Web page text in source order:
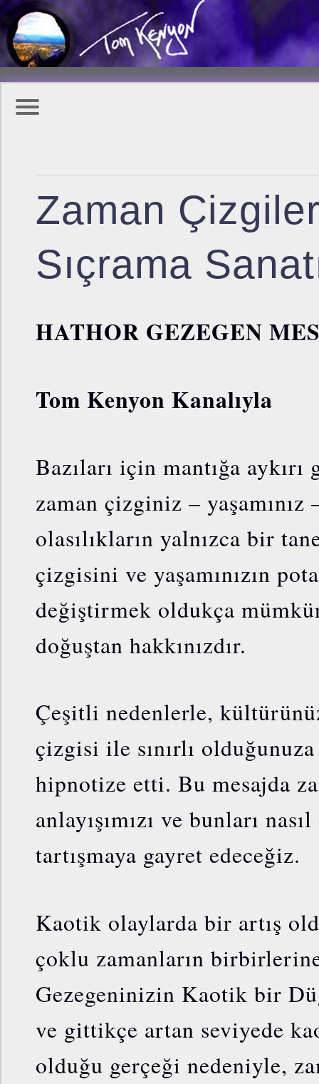
Zaman
Sıçrama
HATHOR GEZEGEN
Tom Kenyon Kanalıyla
Bazıları için mantığa
zaman çizginiz – yaşamınız
olasılıkların yalnızca bir
çizgisini ve yaşamınızın
değiştirmek oldukça
doğuştan hakkınızdır.
Çeşitli nedenlerle,
çizgisi ile sınırlı
hipnotize etti. Bu mesajda
anlayışımızı ve bunları
tartışmaya gayret edeceğiz.
Kaotik olaylarda bir artış
çoklu zamanların
Gezegeninizin Kaotik bir
ve gittikçe artan seviyede
olduğu gerçeği nedeniyle,